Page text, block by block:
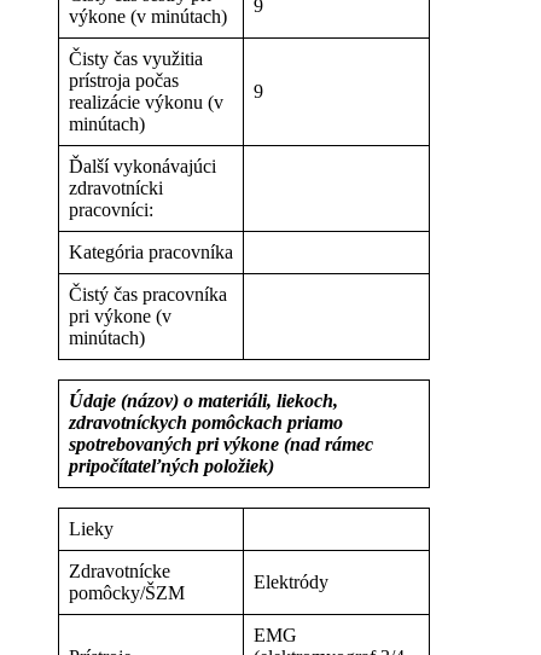
výkone (v minútach)
9
Čisty čas využitia
prístroja počas
realizácie výkonu (v
minútach)
9
Ďalší vykonávajúci
zdravotnícki
pracovníci:
Kategória pracovníka
Čistý čas pracovníka
pri výkone (v
minútach)
Údaje (názov) o materiáli, liekoch,
zdravotníckych pomôckach priamo
spotrebovaných pri výkone (nad rámec
pripočítateľných položiek)
Lieky
Zdravotnícke
pomôcky/ŠZM
Elektródy
EMG